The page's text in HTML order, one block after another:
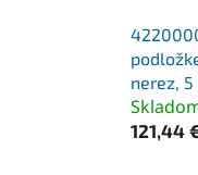
nerez, 5
121,44